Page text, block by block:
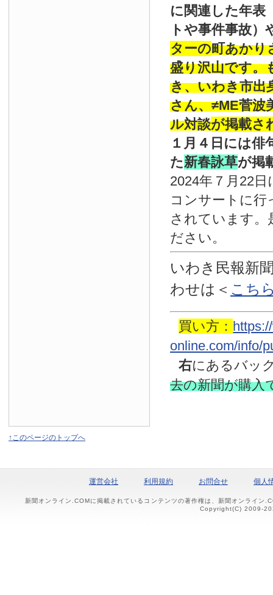
に関連した年表
トや事件事故）
ターの町あかり
盛り沢山です。
き、いわき市出
さん、≠ME菅波
ル対談が掲載さ
１月４日には俳
た新春詠草が掲
2024年７月22
コンサートに行
されています。
ださい。
いわき民報新
わせは ＜ こち
買い方：
online.com/info/
右にあるバッ
去の新聞が購入
↑このページのトップへ
運営会社 利用規約 お問合せ 個人
新聞オンライン.COMに掲載されているコンテンツの著作権は、新聞オンライン
Copyright(C) 2009-